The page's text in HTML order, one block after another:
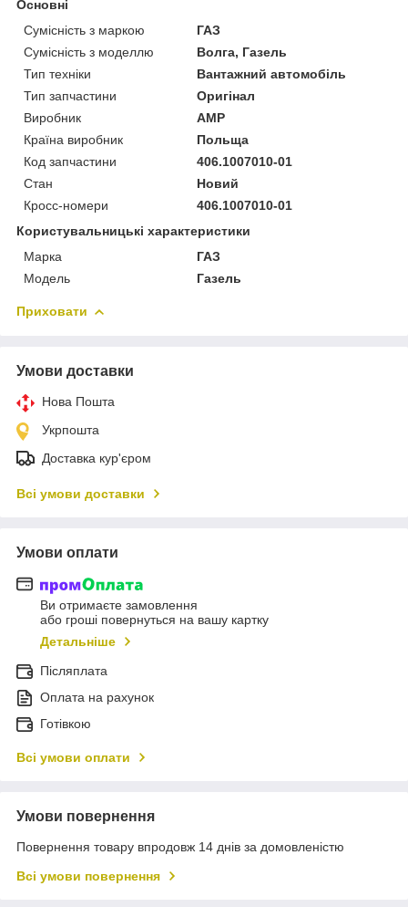
Основні
Сумісність з маркою
ГАЗ
Сумісність з моделлю
Волга, Газель
Тип техніки
Вантажний автомобіль
Тип запчастини
Оригінал
Виробник
AMP
Країна виробник
Польща
Код запчастини
406.1007010-01
Стан
Новий
Кросс-номери
406.1007010-01
Користувальницькі характеристики
Марка
ГАЗ
Модель
Газель
Приховати
Умови доставки
Нова Пошта
Укрпошта
Доставка кур'єром
Всі умови доставки
Умови оплати
Ви отримаєте замовлення
або гроші повернуться на вашу картку
Детальніше
Післяплата
Оплата на рахунок
Готівкою
Всі умови оплати
Умови повернення
Повернення товару впродовж 14 днів за домовленістю
Всі умови повернення